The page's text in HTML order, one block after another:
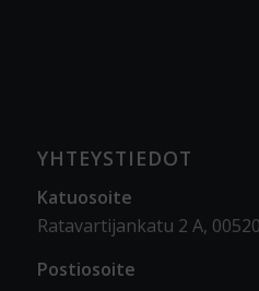
YHTEYSTIEDOT
Katuosoite
Ratavartijankatu 2 A,
Postiosoite